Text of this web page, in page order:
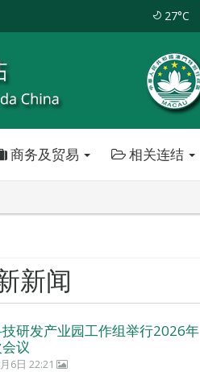
27°C
商务及贸易 相关连结
新闻
研发产业园工作组举行2026年
议
6日 22:21